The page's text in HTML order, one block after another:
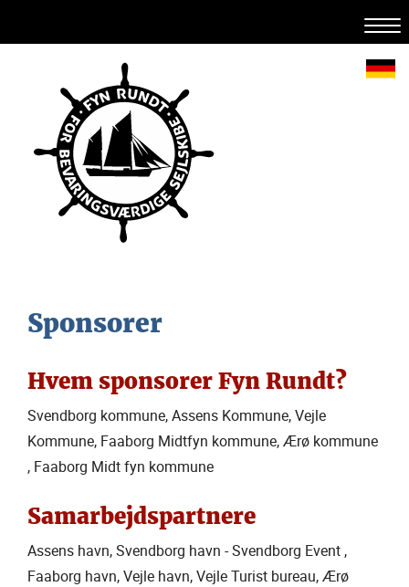
Sponsorer
Hvem sponsorer Fyn Rundt?
Svendborg kommune, Assens Kommune, Vejle
Kommune, Faaborg Midtfyn kommune, Ærø kommune
, Faaborg Midt fyn kommune
Samarbejdspartnere
Assens havn, Svendborg havn - Svendborg Event ,
Faaborg havn, Vejle havn, Vejle Turist bureau, Ærø